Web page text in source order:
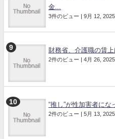
金...
3件のビュー | 9月 12,
財務省、介護職の賃
2件のビュー | 4月 26,
“推し”が性加害者に
2件のビュー | 5月 13,